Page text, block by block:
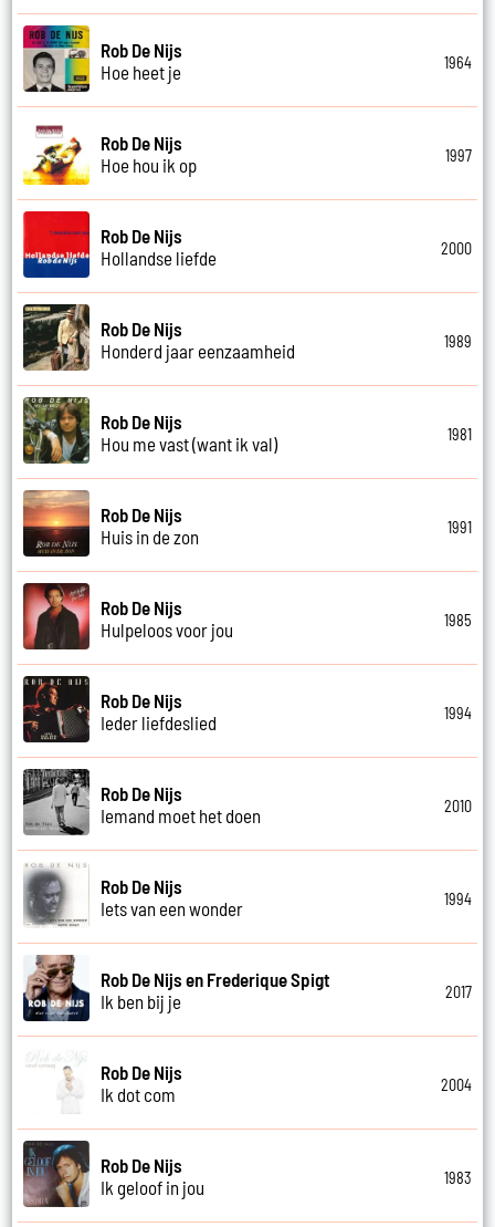
Rob De Nijs
Hoe heet je
1964
Rob De Nijs
Hoe hou ik op
1997
Rob De Nijs
Hollandse liefde
2000
Rob De Nijs
Honderd jaar eenzaamheid
1989
Rob De Nijs
Hou me vast (want ik val)
1981
Rob De Nijs
Huis in de zon
1991
Rob De Nijs
Hulpeloos voor jou
1985
Rob De Nijs
Ieder liefdeslied
1994
Rob De Nijs
Iemand moet het doen
2010
Rob De Nijs
Iets van een wonder
1994
Rob De Nijs en Frederique Spigt
Ik ben bij je
2017
Rob De Nijs
Ik dot com
2004
Rob De Nijs
Ik geloof in jou
1983